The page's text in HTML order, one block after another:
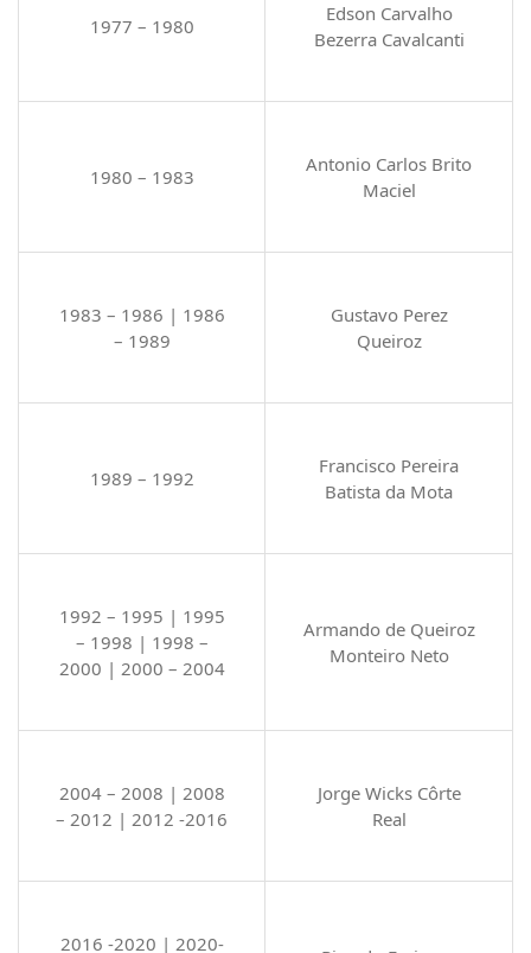
1977 – 1980
Edson Carvalho
Bezerra Cavalcanti
1980 – 1983
Antonio Carlos Brito
Maciel
1983 – 1986 | 1986
– 1989
Gustavo Perez
Queiroz
1989 – 1992
Francisco Pereira
Batista da Mota
1992 – 1995 | 1995
– 1998 | 1998 –
2000 | 2000 – 2004
Armando de Queiroz
Monteiro Neto
2004 – 2008 | 2008
– 2012 | 2012 -2016
Jorge Wicks Côrte
Real
2016 -2020 | 2020-